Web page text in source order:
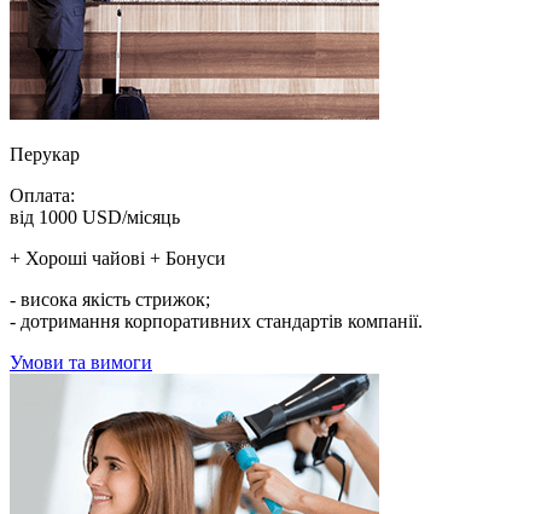
Перукар
Оплата:
від 1000 USD/місяць
+ Хороші чайові + Бонуси
- висока якість стрижок;
- дотримання корпоративних стандартів компанії.
Умови та вимоги